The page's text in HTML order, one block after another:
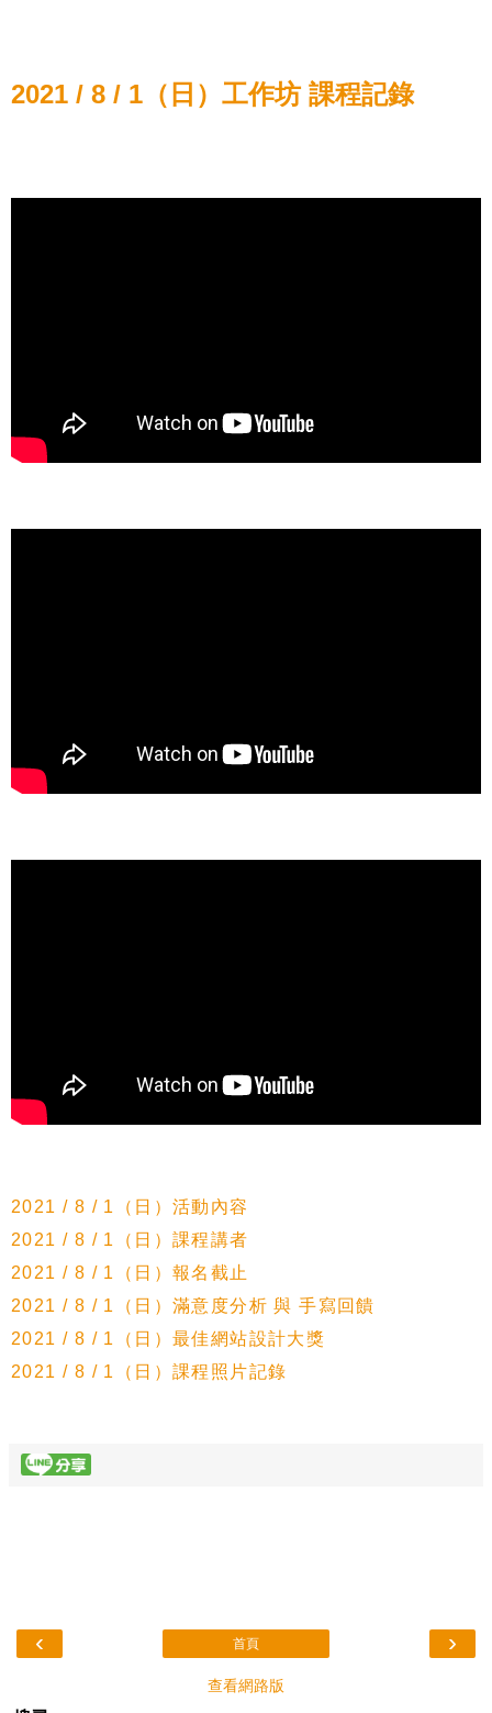
2021 / 8 / 1（日）工作坊 課程記錄
2021 / 8 / 1（日）活動內容
2021 / 8 / 1（日）課程講者
2021 / 8 / 1（日）報名截止
2021 / 8 / 1（日）滿意度分析 與 手寫回饋
2021 / 8 / 1（日）最佳網站設計大獎
2021 / 8 / 1（日）課程照片記錄
‹ ›
首頁
查看網路版